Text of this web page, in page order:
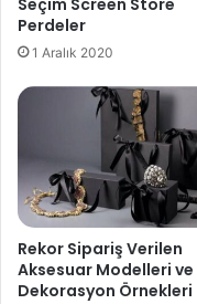
Seçim Screen Store
Perdeler
1 Aralık 2020
Rekor Sipariş Verilen
Aksesuar Modelleri ve
Dekorasyon Örnekleri